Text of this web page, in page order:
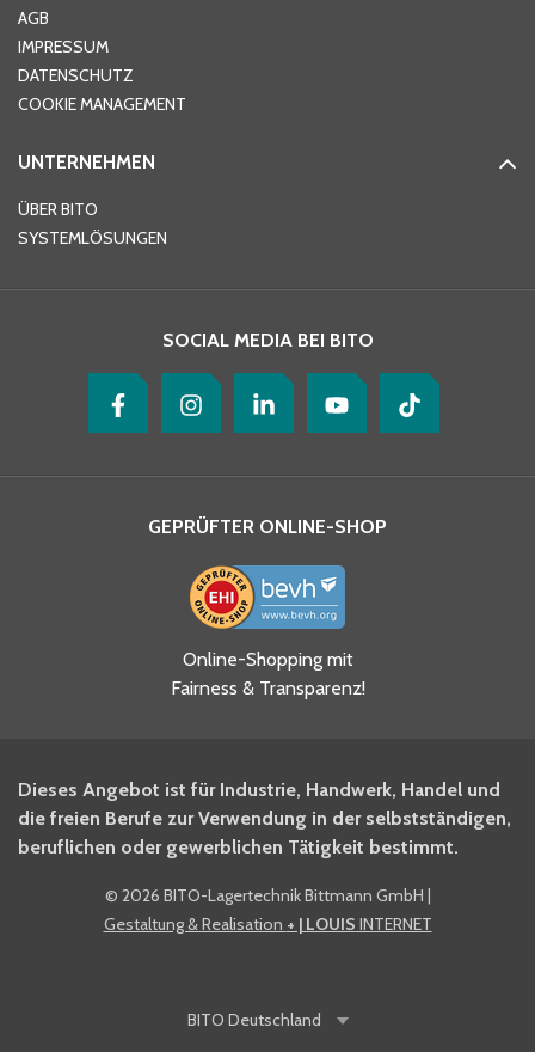
Telefon
Ja, ich habe die
Datenschutzhinweise gelesen
und akzeptiere diese.
BITO Newsletter Fachwissen
Intralogistiker anmelden.
Ja, ich möchte mich für den
BITO Shop-Newsletter
AGB
IMPRESSUM
DATENSCHUTZ
COOKIE MANAGEMENT
UNTERNEHMEN
ÜBER BITO
SYSTEMLÖSUNGEN
SOCIAL MEDIA BEI BITO
GEPRÜFTER ONLINE-SHOP
Online-Shopping mit
Fairness & Transparenz!
Dieses Angebot ist für Industrie, Handwerk, Handel und
die freien Berufe zur Verwendung in der selbstständigen,
beruflichen oder gewerblichen Tätigkeit bestimmt.
© 2026 BITO-Lagertechnik Bittmann GmbH |
Gestaltung & Realisation + | LOUIS INTERNET
BITO Deutschland